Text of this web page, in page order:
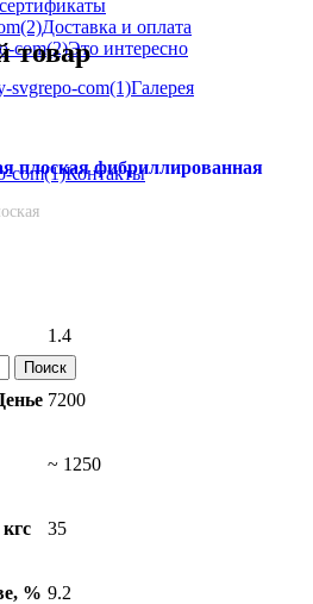
Доставка и оплата
Это интересно
Галерея
Контакты
Поиск
товар
плоская фибриллированная
1.4
7200
~ 1250
35
% 9.2